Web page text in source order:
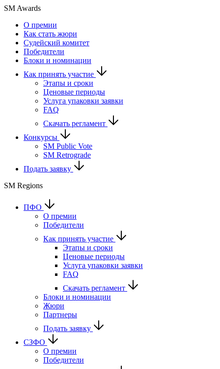
SM Awards
О премии
Как стать жюри
Судейский комитет
Победители
Блоки и номинации
Как принять участие
Этапы и сроки
Ценовые периоды
Услуга упаковки заявки
FAQ
Скачать регламент
Конкурсы
SM Public Vote
SM Retrograde
Подать заявку
SM Regions
ПФО
О премии
Победители
Как принять участие
Этапы и сроки
Ценовые периоды
Услуга упаковки заявки
FAQ
Скачать регламент
Блоки и номинации
Жюри
Партнеры
Подать заявку
СЗФО
О премии
Победители